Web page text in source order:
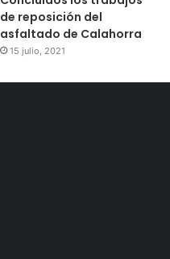
de reposición del
asfaltado de Calahorra
15 julio, 2021